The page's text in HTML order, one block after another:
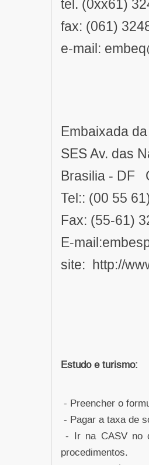
tel. (0xx61)
fax: (061)
e-mail:
Embaixada
SES Av. das
Brasilia - DF
Tel:: (00 55
Fax: (55-61)
E-
site: http://
Estudo e turismo:
- Preencher o
- Pagar a taxa de
- Ir na CASV no
procedimentos.